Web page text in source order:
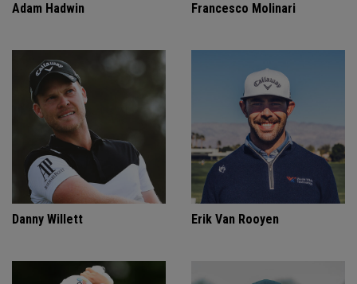
Adam Hadwin Francesco Molinari
Danny Willett Erik Van Rooyen